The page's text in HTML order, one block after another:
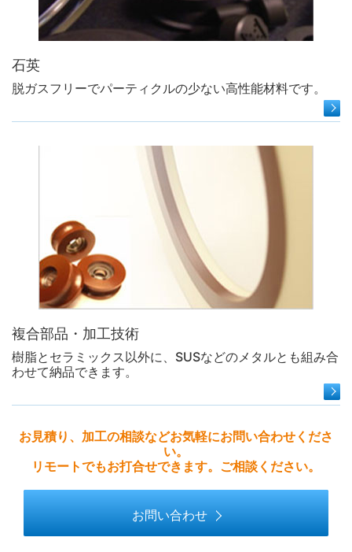
石英
脱ガスフリーでパーティクルの少ない高性能材料です。
複合部品・加工技術
樹脂とセラミックス以外に、SUSなどのメタルとも組み合
わせて納品できます。
お見積り、加工の相談などお気軽にお問い合わせくださ
い。
リモートでもお打合せできます。ご相談ください。
お問い合わせ